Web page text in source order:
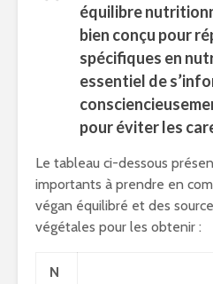
équilibre
bien conçu pour
spécifiques en
essentiel de
pour éviter les
Le tableau ci-dessous
importants à prendre en
végan équilibré et des
végétales pour les obtenir :
N